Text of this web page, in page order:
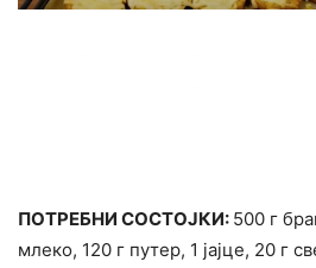
ПОТРЕБНИ СОСТОЈКИ: 500 г
млеко, 120 г путер, 1 јајце, 20 г